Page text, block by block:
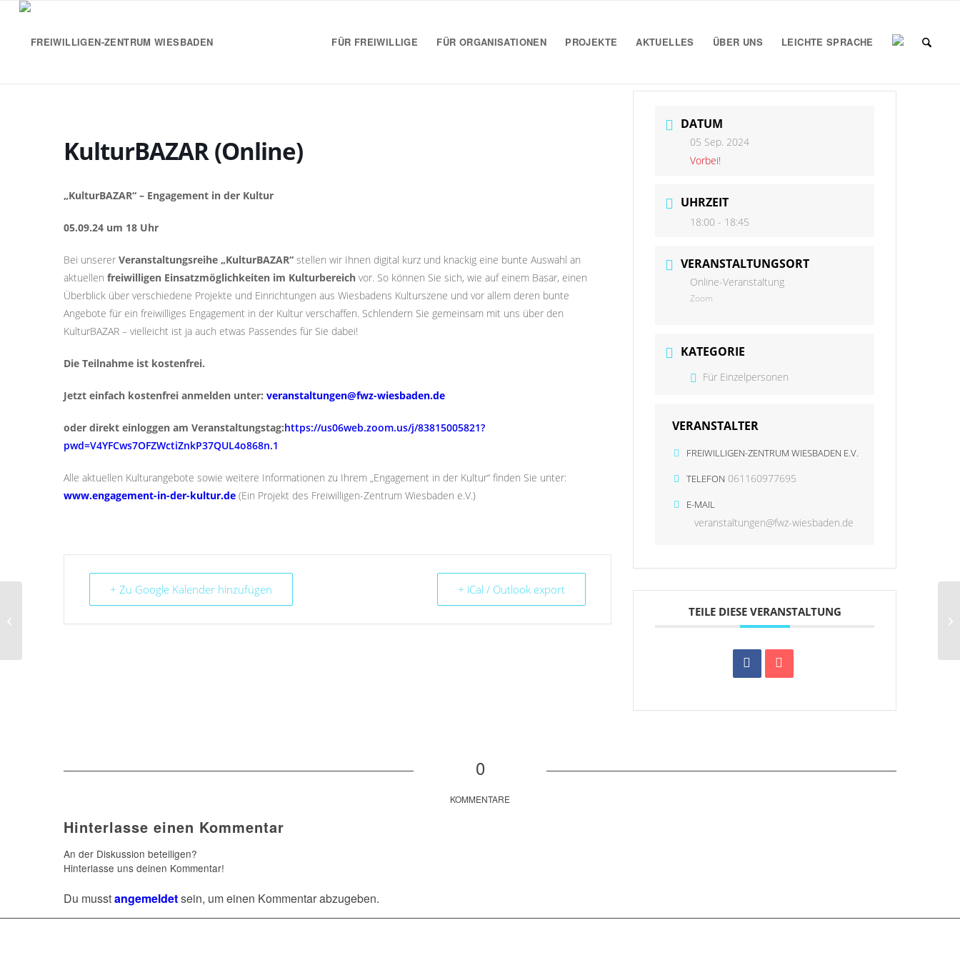
FÜR FREIWILLIGE FÜR ORGANISATIONEN PROJEKTE AKTUELLES ÜBER UNS LEICHTE SPRACHE
KulturBAZAR (Online)
„KulturBAZAR“ – Engagement in der Kultur
05.09.24 um 18 Uhr
Bei unserer Veranstaltungsreihe „KulturBAZAR“ stellen wir Ihnen digital kurz und knackig eine bunte Auswahl an
aktuellen freiwilligen Einsatzmöglichkeiten im Kulturbereich vor. So können Sie sich, wie auf einem Basar, einen
Überblick über verschiedene Projekte und Einrichtungen aus Wiesbadens Kulturszene und vor allem deren bunte
Angebote für ein freiwilliges Engagement in der Kultur verschaffen. Schlendern Sie gemeinsam mit uns über den
KulturBAZAR – vielleicht ist ja auch etwas Passendes für Sie dabei!
Die Teilnahme ist kostenfrei.
Jetzt einfach kostenfrei anmelden unter: veranstaltungen@fwz-wiesbaden.de
oder direkt einloggen am Veranstaltungstag:https://us06web.zoom.us/j/83815005821?
pwd=V4YFCws7OFZWctiZnkP37QUL4o868n.1
Alle aktuellen Kulturangebote sowie weitere Informationen zu Ihrem „Engagement in der Kultur“ finden Sie unter:
www.engagement-in-der-kultur.de (Ein Projekt des Freiwilligen-Zentrum Wiesbaden e.V.)
+ Zu Google Kalender hinzufügen + iCal / Outlook export
DATUM
05 Sep. 2024
Vorbei!
UHRZEIT
18:00 - 18:45
VERANSTALTUNGSORT
Online-Veranstaltung
Zoom
KATEGORIE
Für Einzelpersonen
VERANSTALTER
FREIWILLIGEN-ZENTRUM WIESBADEN E.V.
TELEFON 061160977695
E-MAIL
veranstaltungen@fwz-wiesbaden.de
TEILE DIESE VERANSTALTUNG
0
KOMMENTARE
Hinterlasse einen Kommentar
An der Diskussion beteiligen?
Hinterlasse uns deinen Kommentar!
Du musstangemeldetsein, um einen Kommentar abzugeben.
Fällt leider aus –